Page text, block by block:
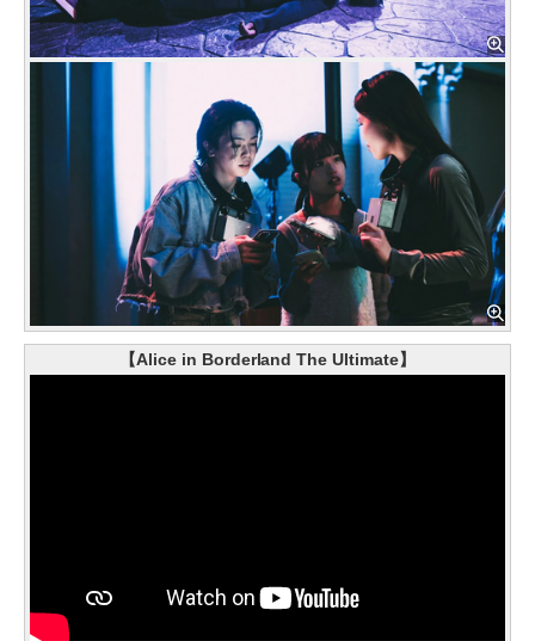
【Alice in Borderland The Ultimate】